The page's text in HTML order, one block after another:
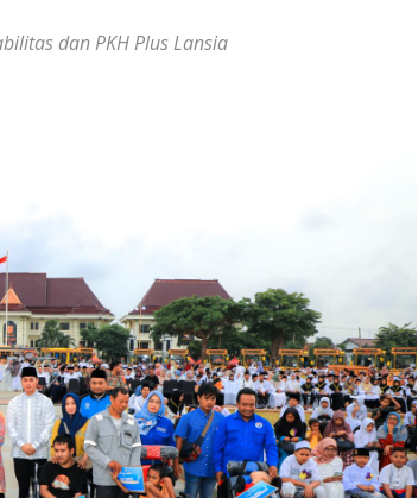
dan PKH Plus Lansia